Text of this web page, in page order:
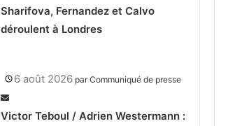
Sharifova, Fernandez et Calvo
déroulent à Londres
6 août 2026 parCommuniqué de presse
Victor Teboul / Adrien Westermann :